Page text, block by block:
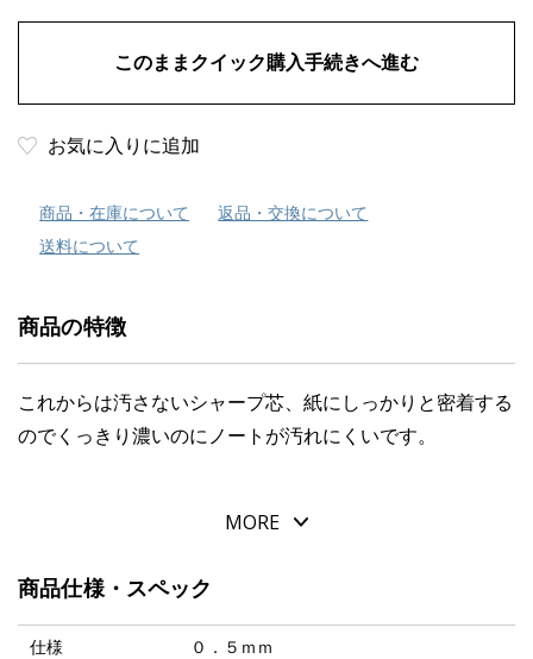
お気に入りに追加
商品・在庫について
返品・交換について
送料について
商品の特徴
これからは汚さないシャープ芯、紙にしっかりと密着する
のでくっきり濃いのにノートが汚れにくいです。
MORE
商品仕様・スペック
仕様
０．５ｍｍ